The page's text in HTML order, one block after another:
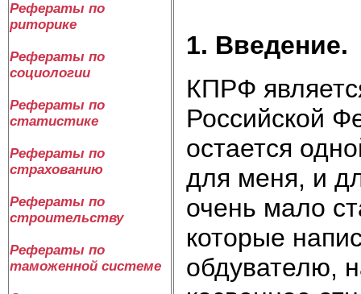
Рефераты по
риторике
Рефераты по
социологии
Рефераты по
статистике
Рефераты по
страхованию
Рефераты по
строительству
Рефераты по
таможенной системе
1. Введение.
КПРФ
Российской
остается
для меня, и
очень мало
которые
обдувателю,